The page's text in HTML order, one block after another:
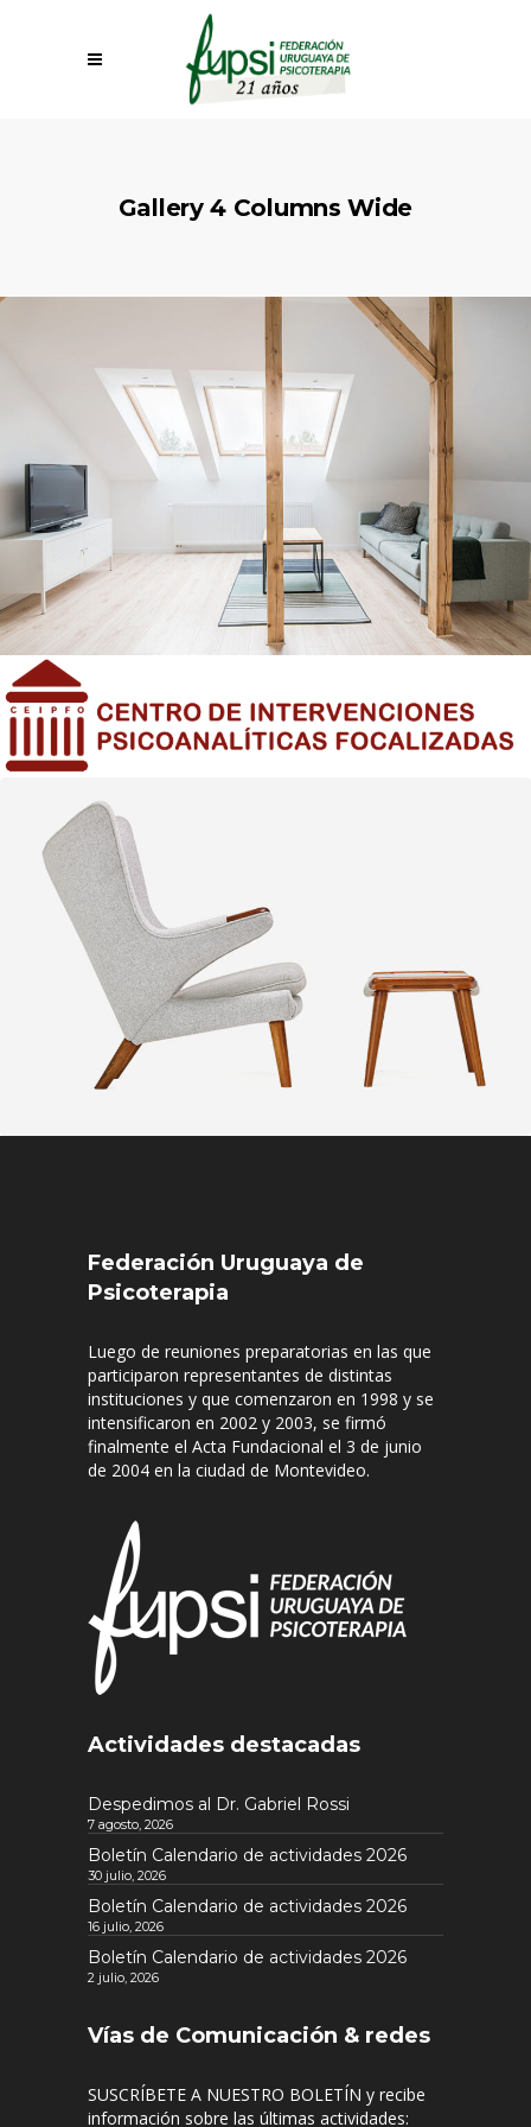
Gallery 4 Columns Wide
Federación Uruguaya de
Psicoterapia
Luego de reuniones preparatorias en las que
participaron representantes de distintas
instituciones y que comenzaron en 1998 y se
intensificaron en 2002 y 2003, se firmó
finalmente el Acta Fundacional el 3 de junio
de 2004 en la ciudad de Montevideo.
Actividades destacadas
Despedimos al Dr. Gabriel Rossi
7 agosto, 2026
Boletín Calendario de actividades 2026
30 julio, 2026
Boletín Calendario de actividades 2026
16 julio, 2026
Boletín Calendario de actividades 2026
2 julio, 2026
Vías de Comunicación & redes
SUSCRÍBETE A NUESTRO BOLETÍN y recibe
información sobre las últimas actividades: